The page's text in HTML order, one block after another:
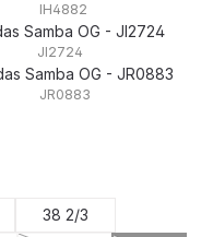
IH4882
JI2724
JR0883
zurzeit nicht verfügbar.)
38 2/3